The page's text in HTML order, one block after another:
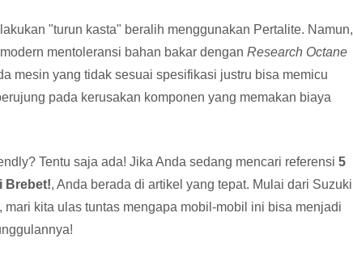
"turun kasta" beralih menggunakan Pertalite. Namun,
mentoleransi bahan bakar dengan Research Octane
mesin yang tidak sesuai spesifikasi justru bisa memicu
pada kerusakan komponen yang memakan biaya
Tentu saja ada! Jika Anda sedang mencari referensi 5
Brebet!, Anda berada di artikel yang tepat. Mulai dari Suzuki
kita ulas tuntas mengapa mobil-mobil ini bisa menjadi